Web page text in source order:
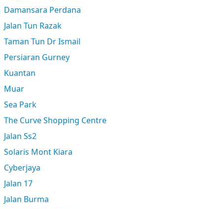
Damansara Perdana
Jalan Tun Razak
Taman Tun Dr Ismail
Persiaran Gurney
Kuantan
Muar
Sea Park
The Curve Shopping Centre
Jalan Ss2
Solaris Mont Kiara
Cyberjaya
Jalan 17
Jalan Burma